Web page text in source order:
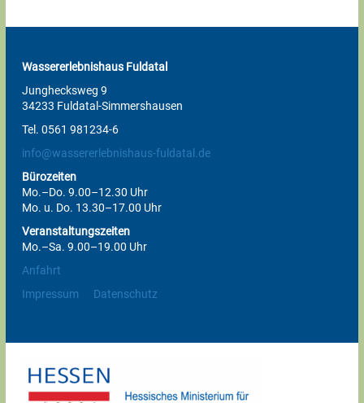
Wassererlebnishaus Fuldatal
Junghecksweg 9
34233 Fuldatal-Simmershausen
Tel. 0561 981234-6
info@wassererlebnishaus-fuldatal.de
Bürozeiten
Mo.–Do. 9.00–12.30 Uhr
Mo. u. Do. 13.30–17.00 Uhr
Veranstaltungszeiten
Mo.–Sa. 9.00–19.00 Uhr
Anfahrt
Impressum
Datenschutz